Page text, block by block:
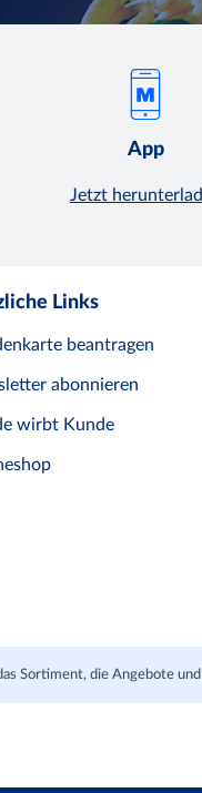
App
Jetzt
Links
beantragen
abonnieren
wirbt Kunde
Sortiment, die Angebote